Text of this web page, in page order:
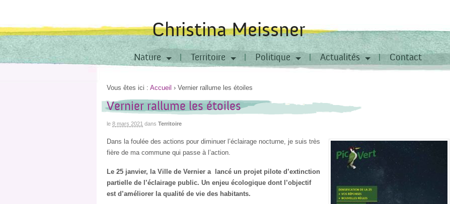
Christina Meissner
Nature Territoire Politique Actualités Contact
Vous êtes ici : Accueil › Vernier rallume les étoiles
Vernier rallume les étoiles
le 8 mars 2021 dans Territoire
Dans la foulée des actions pour diminuer l’éclairage nocturne, je suis très
fière de ma commune qui passe à l’action.
Le 25 janvier, la Ville de Vernier a lancé un projet pilote d’extinction
partielle de l’éclairage public. Un enjeu écologique dont l’objectif
est d’améliorer la qualité de vie des habitants.